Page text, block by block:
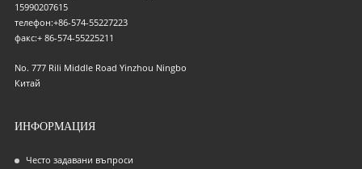
15990207615
телефон:+86-574-55227223
факс:+ 86-574-55225211
No. 777 Rili Middle Road Yinzhou Ningbo
Китай
ИНФОРМАЦИЯ
Често задавани въпроси